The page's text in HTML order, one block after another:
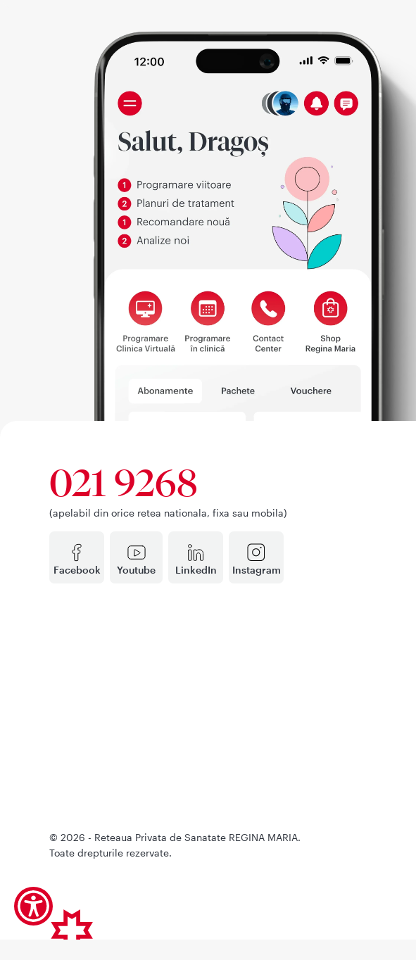
Facebook Youtube LinkedIn Instagram
021 9268
(apelabil din orice retea nationala, fixa sau mobila)
© 2026 - Reteaua Privata de Sanatate REGINA MARIA.
Toate drepturile rezervate.